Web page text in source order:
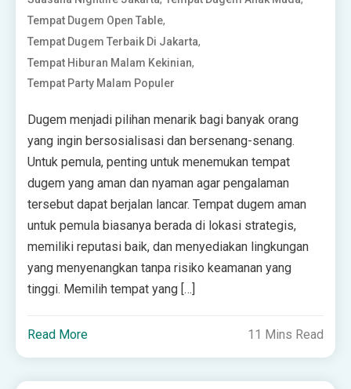
Tempat Dugem Open Table,
Tempat Dugem Terbaik Di Jakarta,
Tempat Hiburan Malam Kekinian,
Tempat Party Malam Populer
Dugem menjadi pilihan menarik bagi banyak orang
yang ingin bersosialisasi dan bersenang-senang.
Untuk pemula, penting untuk menemukan tempat
dugem yang aman dan nyaman agar pengalaman
tersebut dapat berjalan lancar. Tempat dugem aman
untuk pemula biasanya berada di lokasi strategis,
memiliki reputasi baik, dan menyediakan lingkungan
yang menyenangkan tanpa risiko keamanan yang
tinggi. Memilih tempat yang […]
Read More 11 Mins Read